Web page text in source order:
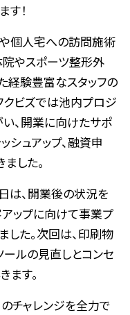
す！
個人宅への訪問施術
院やスポーツ整形外
経験豊富なスタッフの
クビズでは池内プロジ
、開業に向けたサポ
シュアップ、融資申
した。
は、開業後の状況を
ップに向けて事業プ
た。次回は、印刷物
ルの見直しとコンセ
ます。
チャレンジを全力で